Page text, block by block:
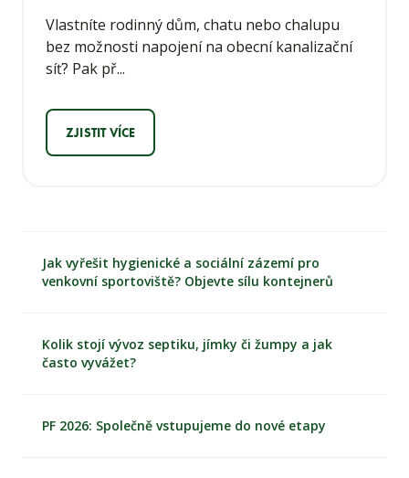
Vlastníte rodinný dům, chatu nebo chalupu
bez možnosti napojení na obecní kanalizační
síť? Pak př...
ZJISTIT VÍCE
Jak vyřešit hygienické a sociální zázemí pro
venkovní sportoviště? Objevte sílu kontejnerů
Kolik stojí vývoz septiku, jímky či žumpy a jak
často vyvážet?
PF 2026: Společně vstupujeme do nové etapy